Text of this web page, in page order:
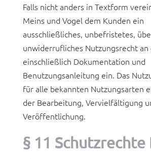
Falls nicht anders in Textform
Meins und Vogel dem Kunden ein
ausschließliches, unbefristetes,
unwiderrufliches Nutzungsrecht
einschließlich Dokumentation und
Benutzungsanleitung ein. Das
für alle bekannten Nutzungsarten
der Bearbeitung, Vervielfältigung
Veröffentlichung.
§ 11